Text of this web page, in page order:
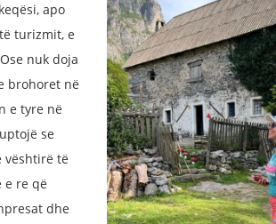
apo
turizmit, e
nuk doja
brohoret në
e tyre në
se
vështirë të
e re që
dhe